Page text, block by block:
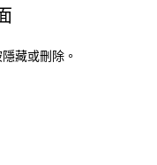
藏或刪除。